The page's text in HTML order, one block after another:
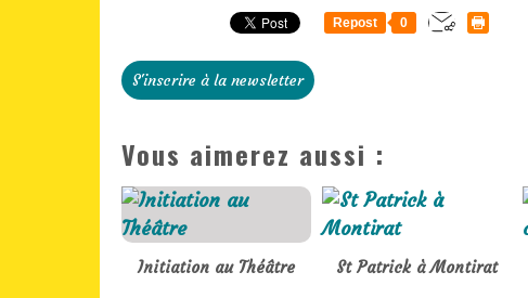
Repost 0
S'inscrire à la newsletter
Vous aimerez aussi :
Initiation au Théâtre St Patrick à Montirat